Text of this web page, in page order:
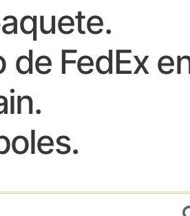
FedEx